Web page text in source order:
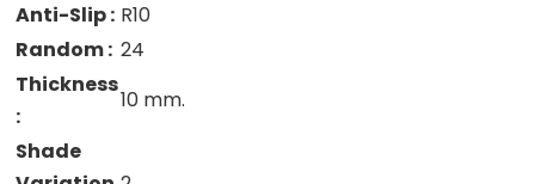
Anti-Slip : R10
Random : 24
Thickness
:
10 mm.
Shade